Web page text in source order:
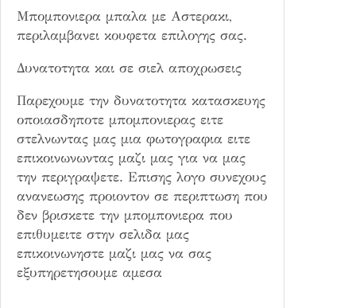
Μπομπονιερα μπαλα με Αστερακι,
περιλαμβανει κουφετα επιλογης σας.
Δυνατοτητα και σε σιελ αποχρωσεις
Παρεχουμε την δυνατοτητα κατασκευης
οποιασδηποτε μπομπονιερας ειτε
στελνωντας μας μια φωτογραφια ειτε
επικοινωνωντας μαζι μας για να μας
την περιγραψετε. Επισης λογο συνεχους
ανανεωσης προιοντον σε περιπτωση που
δεν βρισκετε την μπομπονιερα που
επιθυμειτε στην σελιδα μας
επικοινωνηστε μαζι μας να σας
εξυπηρετησουμε αμεσα